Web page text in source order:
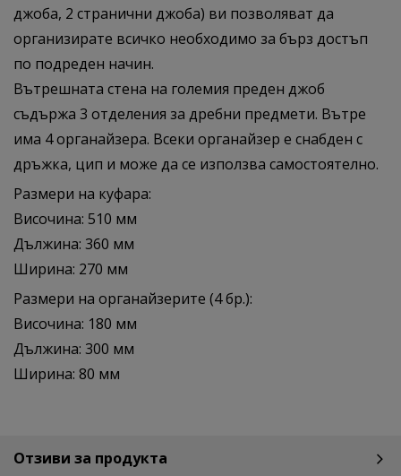
джоба, 2 странични джоба) ви позволяват да
организирате всичко необходимо за бърз достъп
по подреден начин.
Вътрешната стена на големия преден джоб
съдържа 3 отделения за дребни предмети. Вътре
има 4 органайзера. Всеки органайзер е снабден с
дръжка, цип и може да се използва самостоятелно.
Размери на куфара:
Височина: 510 мм
Дължина: 360 мм
Ширина: 270 мм
Размери на органайзерите (4 бр.):
Височина: 180 мм
Дължина: 300 мм
Ширина: 80 мм
Отзиви за продукта